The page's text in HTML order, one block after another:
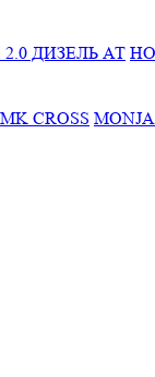
2.0 ДИЗЕЛЬ АТ
MK CROSS